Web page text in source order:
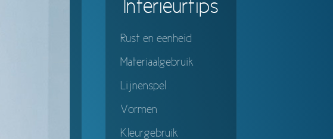
Interieurtips
Rust en eenheid
Materiaalgebruik
Lijnenspel
Vormen
Kleurgebruik